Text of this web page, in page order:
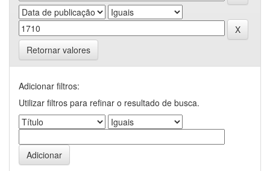
Retornar valores
Adicionar filtros:
Utilizar filtros para refinar o resultado de busca.